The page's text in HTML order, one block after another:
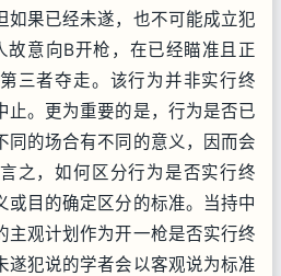
如果已经未遂，也不可能成立犯
故意向B开枪，在已经瞄准且正
三者夺走。该行为并非实行终
止。更为重要的是，行为是否已
同的场合有不同的意义，因而会
之，如何区分行为是否实行终
或目的确定区分的标准。当持中
主观计划作为开一枪是否实行终
遂犯说的学者会以客观说为标准